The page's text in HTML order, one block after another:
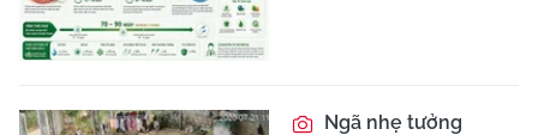
Ngã nhẹ tưởng